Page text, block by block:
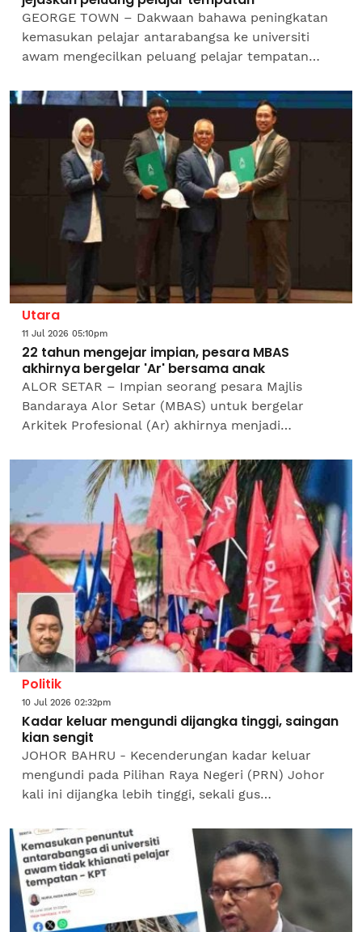
GEORGE TOWN – Dakwaan bahawa peningkatan
kemasukan pelajar antarabangsa ke universiti
awam mengecilkan peluang pelajar tempatan
kemasukan mereka di...
Utara
11 Jul 2026 05:10pm
22 tahun mengejar impian, pesara MBAS
akhirnya bergelar 'Ar' bersama anak
ALOR SETAR – Impian seorang pesara Majlis
Bandaraya Alor Setar (MBAS) untuk bergelar
Arkitek Profesional (Ar) akhirnya menjadi
arkitek berusia 61...
Politik
10 Jul 2026 02:32pm
Kadar keluar mengundi dijangka tinggi, saingan
kian sengit
JOHOR BAHRU - Kecenderungan kadar keluar
mengundi pada Pilihan Raya Negeri (PRN) Johor
kali ini dijangka lebih tinggi, sekali gus
Barisan Nasional (BN) dan...